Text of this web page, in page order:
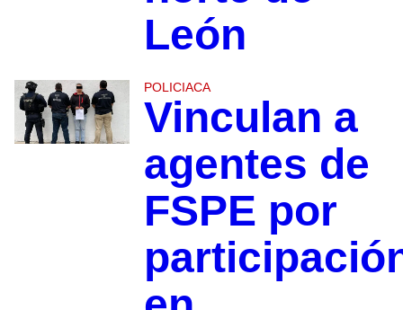
León
POLICIACA
Vinculan a
agentes de
FSPE por